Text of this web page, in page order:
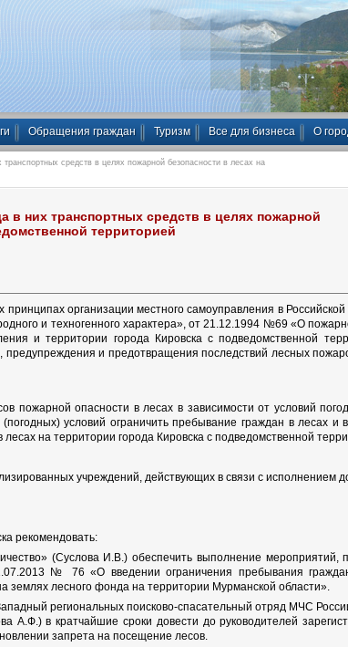
Обращения граждан Туризм Все для бизнеса О
средств в целях пожарной безопасности в лесах на
в них транспортных средств в целях пожарной
территорией
организации местного самоуправления в
и техногенного характера», от 21.12.1994 №69 «О
и территории города Кировска с подведомственной
и предотвращения последствий лесных
пожарной опасности в лесах в зависимости от условий
условий ограничить пребывание граждан в лесах и
на территории города Кировска с подведомственной
учреждений, действующих в связи с исполнением
рекомендовать:
(Суслова И.В.) обеспечить выполнение мероприятий,
№ 76 «О введении ограничения пребывания
землях лесного фонда на территории Мурманской области».
региональных поисково-спасательный отряд МЧС
в кратчайшие сроки довести до руководителей
запрета на посещение лесов.